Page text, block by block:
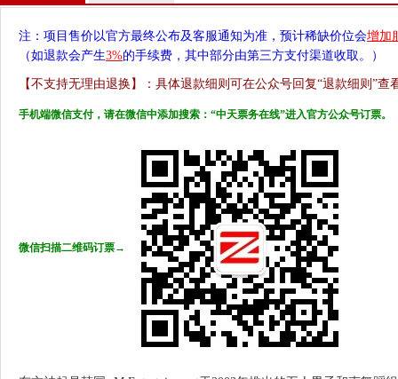
注：项目售价以官方最终公布及客服通知为准，预计稀缺价位会增加
（如退款会产生3%的手续费，其中部分由第三方支付渠道收取。）
【不支持无理由退换】：具体退款细则可在公众号回复“退款细则”查
手机端微信支付，请在微信中添加搜索：“中天票务在线”进入官方公众号订票。
微信扫描二维码订票→